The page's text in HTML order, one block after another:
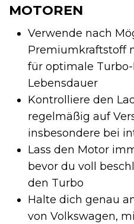
MOTOREN
Verwende nach
Premiumkraftstoff
für optimale
Lebensdauer
Kontrolliere den
regelmäßig auf
insbesondere bei
Lass den Motor
bevor du voll
den Turbo
Halte dich genau
von Volkswagen,